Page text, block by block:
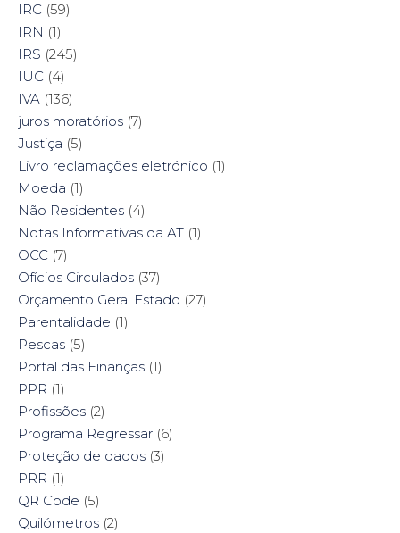
IRC (59)
IRN (1)
IRS (245)
IUC (4)
IVA (136)
juros moratórios (7)
Justiça (5)
Livro reclamações eletrónico (1)
Moeda (1)
Não Residentes (4)
Notas Informativas da AT (1)
OCC (7)
Ofícios Circulados (37)
Orçamento Geral Estado (27)
Parentalidade (1)
Pescas (5)
Portal das Finanças (1)
PPR (1)
Profissões (2)
Programa Regressar (6)
Proteção de dados (3)
PRR (1)
QR Code (5)
Quilómetros (2)